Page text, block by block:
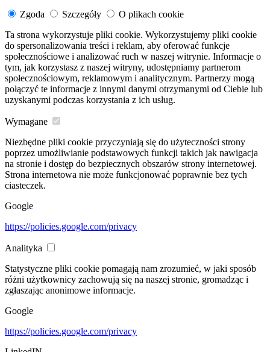
Zgoda Szczegóły
O plikach cookie
Ta strona wykorzystuje pliki cookie. Wykorzystujemy pliki cookie
do spersonalizowania treści i reklam, aby oferować funkcje
społecznościowe i analizować ruch w naszej witrynie. Informacje o
tym, jak korzystasz z naszej witryny, udostępniamy partnerom
społecznościowym, reklamowym i analitycznym. Partnerzy mogą
połączyć te informacje z innymi danymi otrzymanymi od Ciebie lub
uzyskanymi podczas korzystania z ich usług.
Wymagane
Niezbędne pliki cookie przyczyniają się do użyteczności strony
poprzez umożliwianie podstawowych funkcji takich jak nawigacja
na stronie i dostęp do bezpiecznych obszarów strony internetowej.
Strona internetowa nie może funkcjonować poprawnie bez tych
ciasteczek.
Google
https://policies.google.com/privacy
Analityka
Statystyczne pliki cookie pomagają nam zrozumieć, w jaki sposób
różni użytkownicy zachowują się na naszej stronie, gromadząc i
zgłaszając anonimowe informacje.
Google
https://policies.google.com/privacy